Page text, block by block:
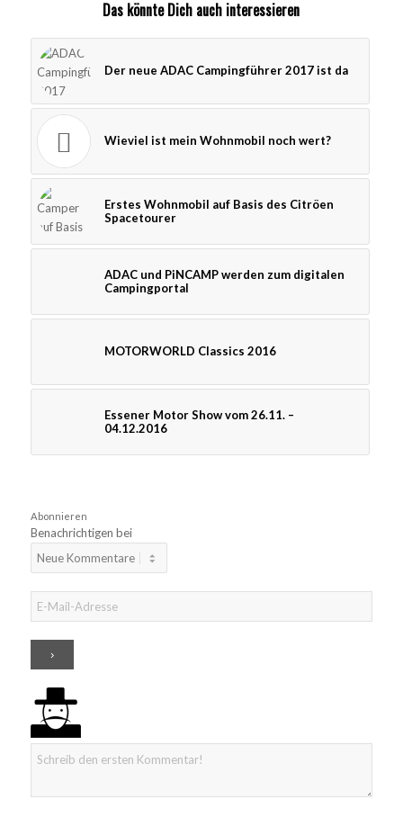
Das könnte Dich auch interessieren
Der neue ADAC Campingführer 2017 ist da
Wieviel ist mein Wohnmobil noch wert?
Erstes Wohnmobil auf Basis des Citröen
Spacetourer
ADAC und PiNCAMP werden zum digitalen
Campingportal
MOTORWORLD Classics 2016
Essener Motor Show vom 26.11. –
04.12.2016
Abonnieren
Benachrichtigen bei